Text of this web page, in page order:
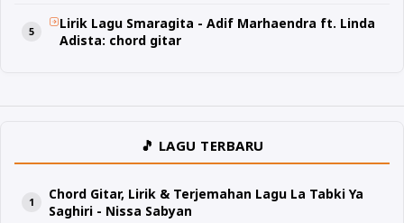
Lirik Lagu Smaragita - Adif Marhaendra ft. Linda
Adista: chord gitar
🎵 LAGU TERBARU
Chord Gitar, Lirik & Terjemahan Lagu La Tabki Ya
Saghiri - Nissa Sabyan